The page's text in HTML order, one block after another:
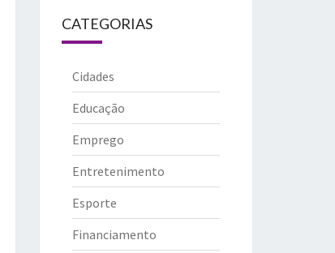
CATEGORIAS
Cidades
Educação
Emprego
Entretenimento
Esporte
Financiamento